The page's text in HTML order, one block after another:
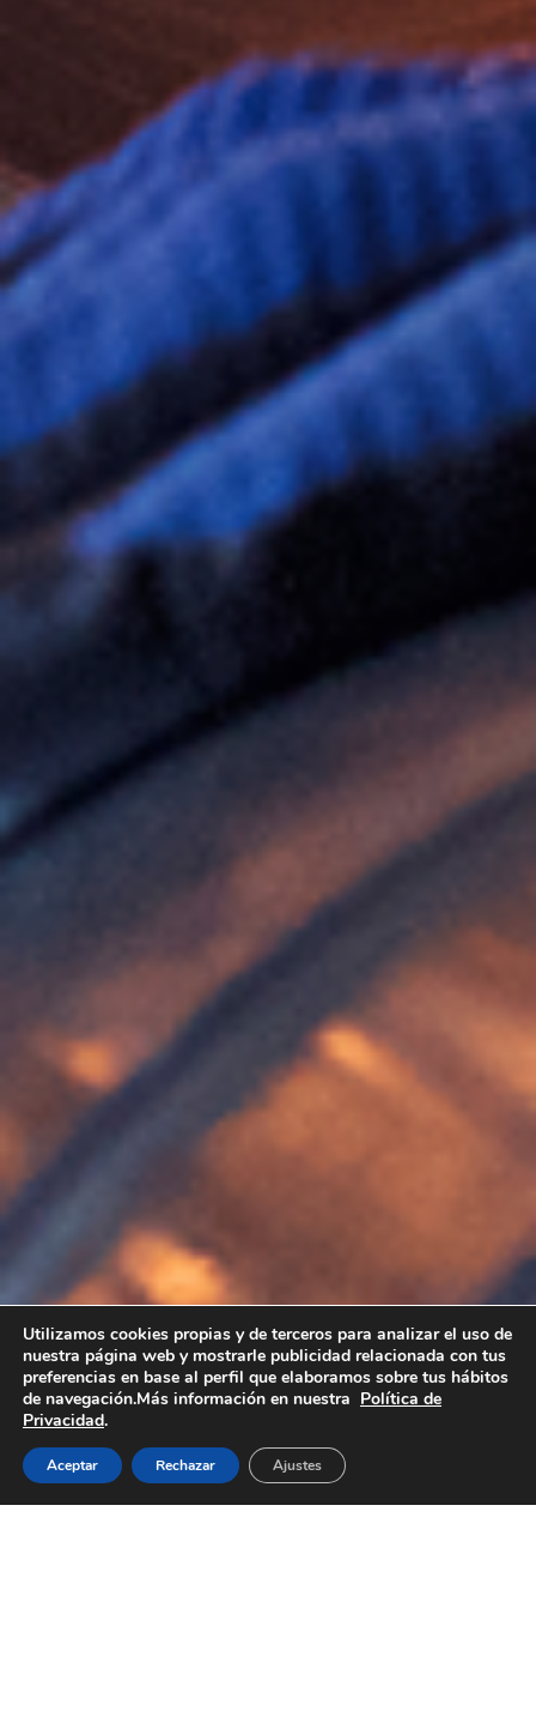
Utilizamos cookies propias y de terceros para analizar el uso de
nuestra página web y mostrarle publicidad relacionada con tus
preferencias en base al perfil que elaboramos sobre tus hábitos
de navegación.Más información en nuestra Política de
Privacidad.
Aceptar Rechazar Ajustes